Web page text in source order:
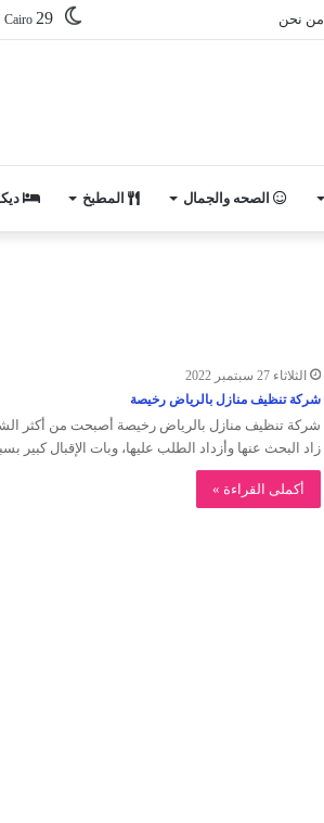
من نحن Cairo 29
الصحه والجمال المطبخ
الثلاثاء 27 سبتمبر 2022
شركة تنظيف منازل بالرياض رخيصة
شركة تنظيف منازل بالرياض رخيصة أصبحت من أكثر
زاد البحث عنها وأزداد الطلب عليها، وبات الإقبال كبير
أكملى القراءة »